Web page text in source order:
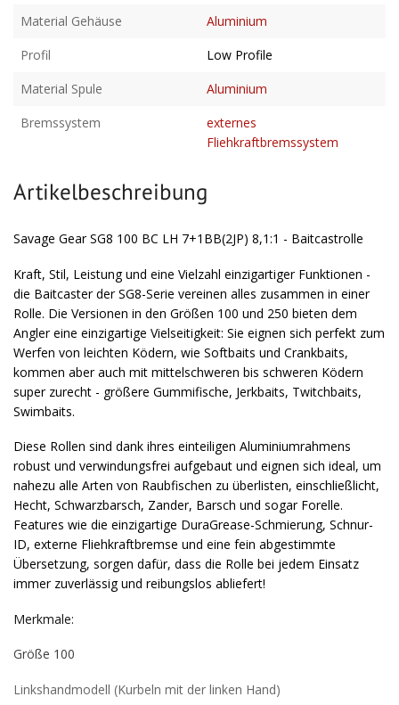
Material Gehäuse
Aluminium
Profil
Low Profile
Material Spule
Aluminium
Bremssystem
externes
Fliehkraftbremssystem
Artikelbeschreibung
Savage Gear SG8 100 BC LH 7+1BB(2JP) 8,1:1 - Baitcastrolle
Kraft, Stil, Leistung und eine Vielzahl einzigartiger Funktionen -
die Baitcaster der SG8-Serie vereinen alles zusammen in einer
Rolle. Die Versionen in den Größen 100 und 250 bieten dem
Angler eine einzigartige Vielseitigkeit: Sie eignen sich perfekt zum
Werfen von leichten Ködern, wie Softbaits und Crankbaits,
kommen aber auch mit mittelschweren bis schweren Ködern
super zurecht - größere Gummifische, Jerkbaits, Twitchbaits,
Swimbaits.
Diese Rollen sind dank ihres einteiligen Aluminiumrahmens
robust und verwindungsfrei aufgebaut und eignen sich ideal, um
nahezu alle Arten von Raubfischen zu überlisten, einschließlicht,
Hecht, Schwarzbarsch, Zander, Barsch und sogar Forelle.
Features wie die einzigartige DuraGrease-Schmierung, Schnur-
ID, externe Fliehkraftbremse und eine fein abgestimmte
Übersetzung, sorgen dafür, dass die Rolle bei jedem Einsatz
immer zuverlässig und reibungslos abliefert!
Merkmale:
Größe 100
Linkshandmodell (Kurbeln mit der linken Hand)